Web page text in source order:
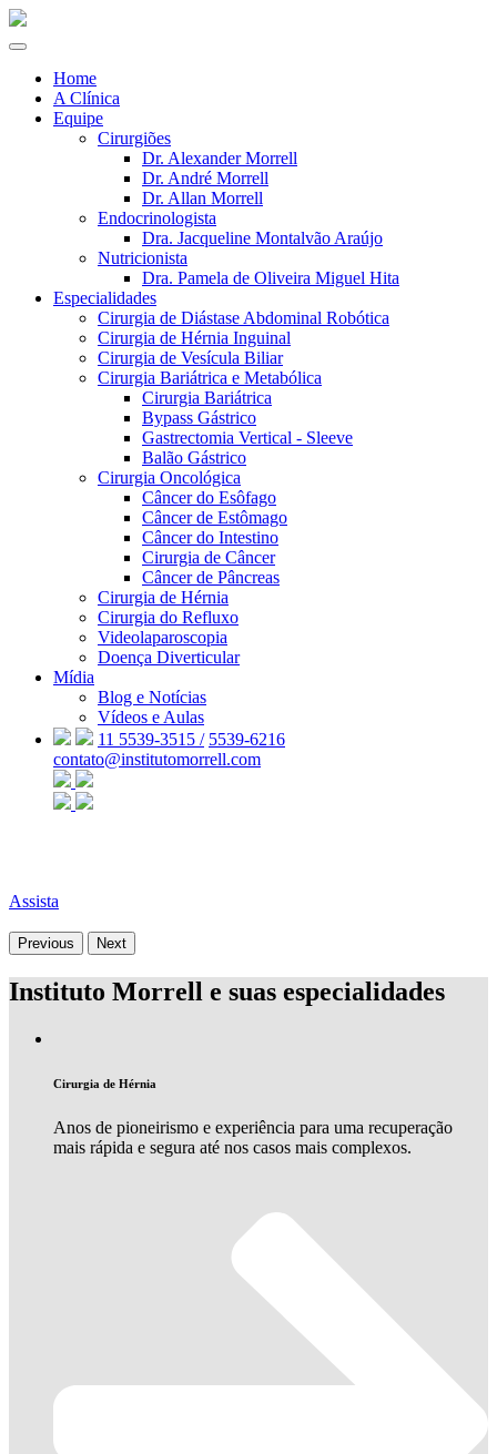
Home
A Clínica
Equipe
Cirurgiões
Dr. Alexander Morrell
Dr. André Morrell
Dr. Allan Morrell
Endocrinologista
Dra. Jacqueline Montalvão Araújo
Nutricionista
Dra. Pamela de Oliveira Miguel Hita
Especialidades
Cirurgia de Diástase Abdominal Robótica
Cirurgia de Hérnia Inguinal
Cirurgia de Vesícula Biliar
Cirurgia Bariátrica e Metabólica
Cirurgia Bariátrica
Bypass Gástrico
Gastrectomia Vertical - Sleeve
Balão Gástrico
Cirurgia Oncológica
Câncer do Esôfago
Câncer de Estômago
Câncer do Intestino
Cirurgia de Câncer
Câncer de Pâncreas
Cirurgia de Hérnia
Cirurgia do Refluxo
Videolaparoscopia
Doença Diverticular
Mídia
Blog e Notícias
Vídeos e Aulas
11 5539-3515 / 5539-6216
contato@institutomorrell.com
Assista
Previous Next
Instituto Morrell e suas especialidades
Cirurgia de Hérnia
Anos de pioneirismo e experiência para uma recuperação
mais rápida e segura até nos casos mais complexos.